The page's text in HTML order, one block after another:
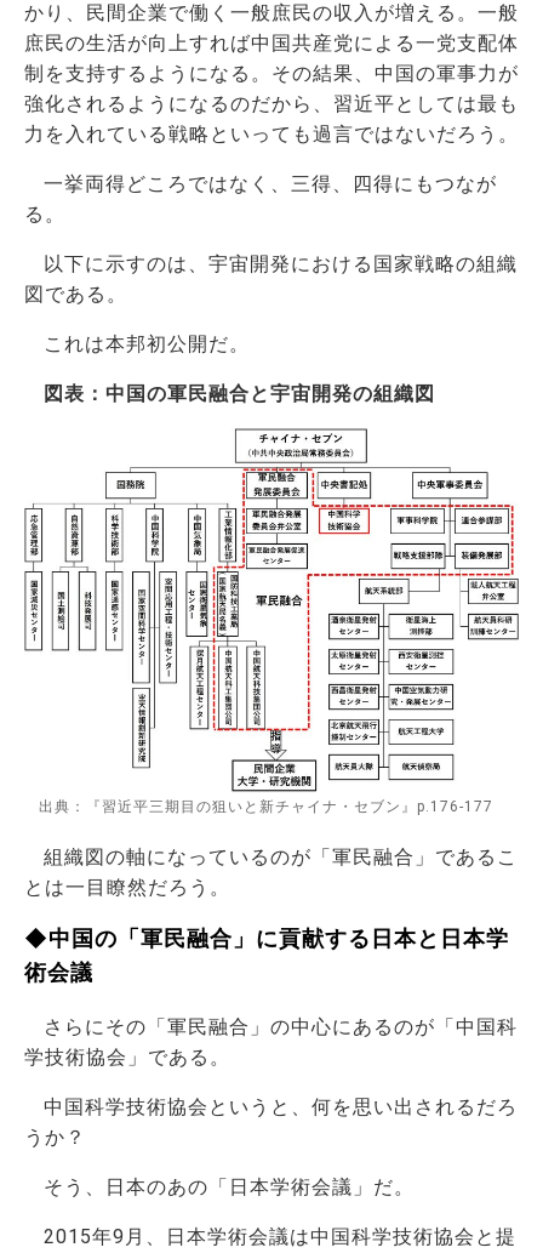
かり、民間企業で働く一般庶民の収入が増える。一般
庶民の生活が向上すれば中国共産党による一党支配体
制を支持するようになる。その結果、中国の軍事力が
強化されるようになるのだから、習近平としては最も
力を入れている戦略といっても過言ではないだろう。
一挙両得どころではなく、三得、四得にもつなが
る。
以下に示すのは、宇宙開発における国家戦略の組織
図である。
これは本邦初公開だ。
図表：中国の軍民融合と宇宙開発の組織図
出典：『習近平三期目の狙いと新チャイナ・セブン』p.176-177
組織図の軸になっているのが「軍民融合」であるこ
とは一目瞭然だろう。
◆中国の「軍民融合」に貢献する日本と日本学
術会議
さらにその「軍民融合」の中心にあるのが「中国科
学技術協会」である。
中国科学技術協会というと、何を思い出されるだろ
うか？
そう、日本のあの「日本学術会議」だ。
2015年9月、日本学術会議は中国科学技術協会と提